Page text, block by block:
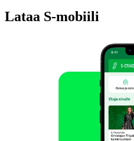
Lataa S-mobiili